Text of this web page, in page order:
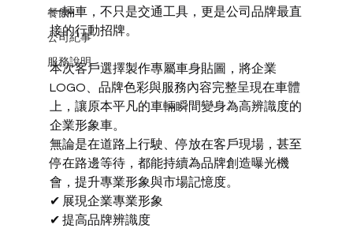
餐飲
公司紀事
服務說明
一輛車，不只是交通工具，更是公司品牌最直
接的行動招牌。
本次客戶選擇製作專屬車身貼圖，將企業
LOGO、品牌色彩與服務內容完整呈現在車體
上，讓原本平凡的車輛瞬間變身為高辨識度的
企業形象車。
無論是在道路上行駛、停放在客戶現場，甚至
停在路邊等待，都能持續為品牌創造曝光機
會，提升專業形象與市場記憶度。
✔ 展現企業專業形象
✔ 提高品牌辨識度